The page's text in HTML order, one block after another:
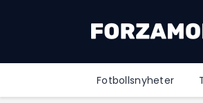
Fotbollsnyheter